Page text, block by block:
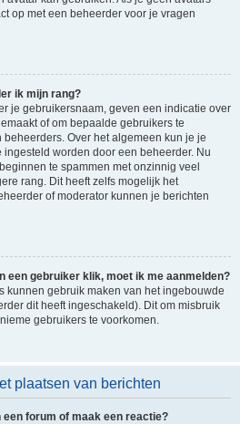
op met een beheerder voor je vragen
ik mijn rang?
je gebruikersnaam, geven een indicatie over
of om bepaalde gebruikers te
Over het algemeen kun je je
worden door een beheerder. Nu
te spammen met onzinnig veel
rang. Dit heeft zelfs mogelijk het
of moderator kunnen je berichten
een gebruiker klik, moet ik me aanmelden?
kunnen gebruik maken van het ingebouwde
dit heeft ingeschakeld). Dit om misbruik
gebruikers te voorkomen.
plaatsen van berichten
forum of maak een reactie?